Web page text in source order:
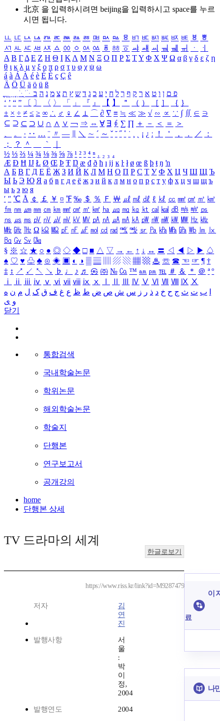
北京 을 입력하시려면 beijing을 입력하시고 space를 누르
시면 됩니다.
ㅥ ㅦ ㅧ ㅨ ㅩ ㅪ ㅫ ㅬ ㅭ ㅮ ㅯ ㅰ ㅱ ㅲ ㅳ ㅴ ㅵ ㅶ ㅷ ㅸ
ㅹ
ㅺ ㅻ ㅼ ㅽ ㅾ ㅿ ㆀ ㆁ ㆂ ㆃ ㆄ ㆅ ㆆ ㆇ ㆈ ㆉ ㆊ ㆋ ㆌ ㆍ
ㆎ
Α Β ΓΔ Ε Ζ Η Θ Ι ΚΛ Μ Ν Ξ Ο Π Ρ Σ ΤΥ Φ Χ Ψ Ω α β γ δ ε ζ η
θ ι κ λ μ ν ξ ο π ρ σ τ υ φ χ ψ ω
á à Á À é è É È ç Ç ê
Ä Ö Ü ä ö ü ß
ִֶֹ ֻּ ׁׂ פ ם ן ו ט א ר ק ף ך ל ח י ע כ ג ד ש ץ ת צ מ נ ה ב
‘ ’ “ ” 〔 〕 〈 〉 「 」 『 』 【 】 ＂ （ ） ［ ］ ｛ ｝
± × ÷ ≠ ≤ ≥ ∞ ∴ ♂ ♀ ∠ ⊥ ⌒ ∂ ∇ ≡ ≒ ≪ ≫ √ ∽ ∝ ∵ ∫ ∬ ∈ ∋
⊆ ⊇ ⊂ ⊃ ∪ ∩ ∧ ∨ ￢ ⇒ ⇔ ∀ ∃ ∮ ∑ ∏ ＋ － ＜ ＝
＞
、
。 · ‥ … ¨ 〃 ― ＼ ∼ ´ ～ ˇ ˘ ˝ ˚ ˙ ¸ ¡ ¿ ː ！ ＇ ， ． ／
：
；
？ ＾ ｀
½ ⅓ ⅔ ¼ ¾ ⅛ ⅜ ⅝ ⅞ ¹ ² ³ ⁴ ⁿ ₁ ₂ ₃ ₄
Æ Ð Ħ Ĳ Ł Ø Œ Þ Ŧ Ŋ æ đ ð ħ ı ĳ ĸ ŀ ł ø œ ß þ ŧ ŋ ŉ
А Б В Г Д Е Ё Ж З И Й К Л М Н О П Р С Т У Ф Х Ц Ч Ш Щ Ъ
Ы Ь Э Ю Я а б в г д е ё ж з и й к л м н о п р с т у ф х ц ч ш щ ъ
ы ь э ю я
′ ″ ℃ Å ￠ ￡ ￥ ¤ ℉ ‰ ＄ ％ Ｆ ￦ ㎕ ㎖ ㎗ ℓ ㎘ ㏄ ㎣ ㎤ ㎥ ㎦
㎙ ㎚ ㎛ ㎜ ㎝ ㎞ ㎟ ㎠ ㎡ ㎢ ㏊ ㎍ ㎎ ㎏ ㏏ ㎈ ㎉ ㏈ ㎧ ㎨ ㎰
㎱ ㎲ ㎳ ㎴ ㎵ ㎶ ㎷ ㎸ ㎹ ㎀ ㎁ ㎂ ㎃ ㎄ ㎺ ㎻ ㎽ ㎾ ㎿ ㎐ ㎑
㎒ ㎓ ㎔ Ω ㏀ ㏁ ㎊ ㎋ ㎌ ㏖ ㏅ ㎭ ㎮ ㎯ ㏛ ㎩ ㎪ ㎫ ㎬ ㏝ ㏐
㏓
㏃ ㏉ ㏜ ㏆
§ ※ ☆ ★ ○ ● ◎ ◇ ◆ □ ■ △ ▽ → ← ↑ ↓ ↔ 〓 ◁ ◀ ▷ ▶ ♤
♠ ♡ ♥ ♧ ♣ ⊙ ◈ ▣ ◐ ◑ ▒ ▤ ▨ ▧ ▦ ▩ ♨ ☏ ☎ ☜ ☞ ¶ †
‡ ↕ ↗ ↙ ↖ ↘ ♭ ♩ ♪ ♬ ㉿ ㈜ № ㏇ ™ ㏂ ㏘ ℡ ＃ ＆ ＊ ＠ ª º
ⅰ
ⅱ ⅲ ⅳ ⅴ ⅵ ⅶ ⅷ ⅸ ⅹ Ⅳ Ⅴ Ⅵ Ⅶ Ⅷ Ⅸ Ⅹ
ب ت ث ج ح خ د ذ ر ز س ش ص ض ط ظ ع غ ف ق ک ل م ن ه
و ی
닫기
통합검색
국내학술논문
학위논문
해외학술논문
학술지
단행본
연구보고서
공개강의
home
단행본 상세
TV 드라마의 세계
한글로보기
https://www.riss.kr/link?id=M9287479
저자
김
연
진
발행사항
서
울
:
박
이
정,
2004
발행연도 2004
이
료
나